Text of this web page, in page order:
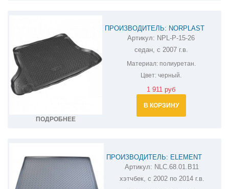
ПОДРОБНЕЕ
ПРОИЗВОДИТЕЛЬ: NORPLAST
КОВРИК В БАГАЖНИК ЗАЗ CHANCE
NPL-P-15-26
Артикул: NPL-P-15-26
седан, с 2007 г.в.
Материал:полиуретан.
Цвет: черный.
1 911 руб
В КОРЗИНУ
ПРОИЗВОДИТЕЛЬ: ELEMENT
КОВРИК В БАГАЖНИК ЗАЗ SENS
NLC.68.01.B11
Артикул: NLC.68.01.B11
хэтчбек, с 2002 по 2014 г.в.